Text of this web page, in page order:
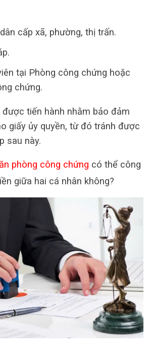
cấp xã, phường, thị trấn.
tại Phòng công chứng hoặc
chứng.
tiến hành nhằm bảo đảm
giấy ủy quyền, từ đó tránh được
sau này.
phòng công chứng có thể công
giữa hai cá nhân không?